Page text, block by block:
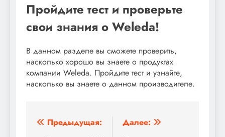
Пройдите тест и проверьте
свои знания о Weleda!
В данном разделе вы сможете проверить,
насколько хорошо вы знаете о продуктах
компании Weleda. Пройдите тест и узнайте,
насколько вы знаете о данном производителе.
Навигация
Предыдущая:
Далее: